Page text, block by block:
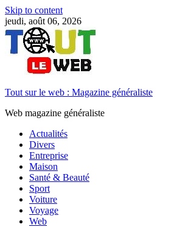
Skip to content
jeudi, août 06, 2026
Tout sur le web : Magazine généraliste
Web magazine généraliste
Actualités
Divers
Entreprise
Maison
Santé & Beauté
Sport
Voiture
Voyage
Web